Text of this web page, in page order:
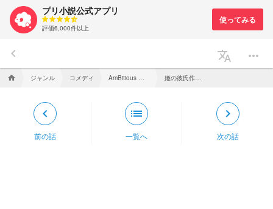
プリ小説公式アプリ
評価6,000件以上
keyboard_arrow_left translate more_horiz
home ジャンル コメディ
keyboard_arrow_left
前の話
list
一覧へ
keyboard_arrow_right
次の話